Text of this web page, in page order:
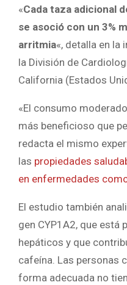
«Cada taza adicional
se asoció con un 3%
arritmia«, detalla en la
la División de
California (Estados
«El consumo
más beneficioso que
redacta el mismo
las propiedades
en enfermedades
El estudio también
gen CYP1A2, que está
hepáticos y que
cafeína. Las personas
forma adecuada no